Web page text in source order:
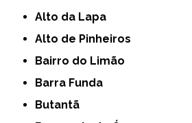
Alto da Lapa
Alto de Pinheiros
Bairro do Limão
Barra Funda
Butantã